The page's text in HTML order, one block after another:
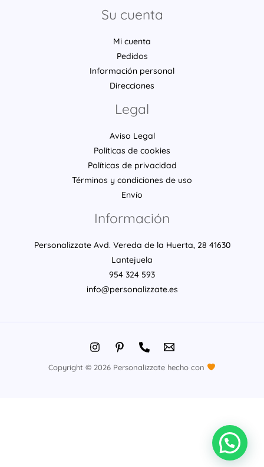
Su cuenta
Mi cuenta
Pedidos
Información personal
Direcciones
Legal
Aviso Legal
Políticas de cookies
Políticas de privacidad
Términos y condiciones de uso
Envío
Información
Personalizzate Avd. Vereda de la Huerta, 28 41630
Lantejuela
954 324 593
info@personalizzate.es
Copyright © 2026 Personalizzate hecho con